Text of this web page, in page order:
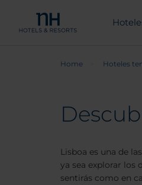
Home Hoteles
Lisboa es una de
ya sea explorar los
sentirás como en